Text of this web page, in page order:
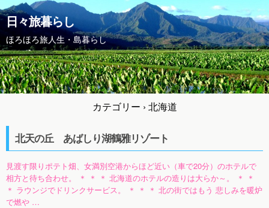
日々旅暮らし
ほろほろ旅人生・島暮らし
カテゴリー › 北海道
北天の丘 あばしり湖鶴雅リゾート
見渡す限りポテト畑、女満別空港からほど近い（車で20分）のホテルで
相方と待ち合わせ。 ＊ ＊ ＊ 北海道のホテルの造りは大らか～。 ＊ ＊
＊ ラウンジでドリンクサービス。 ＊ ＊ ＊ 北の街ではもう 悲しみを暖炉
で燃や …